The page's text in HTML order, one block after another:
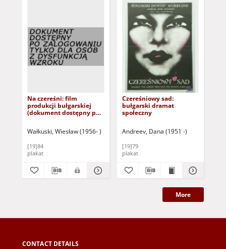
Na czereśni: film
produkcji bułgarskiej
(dokument dostępny po
wzroku)
Wałkuski, Wiesław (1956- )
[19]84
plakat
Czereśniowy sad:
bułgarski dramat
społeczny
Andreev, Dana (1951 -)
[19]79
plakat
More
CONTACT DETAILS